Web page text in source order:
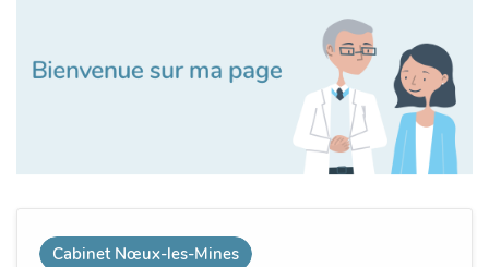
Cabinet Nœux-les-Mines